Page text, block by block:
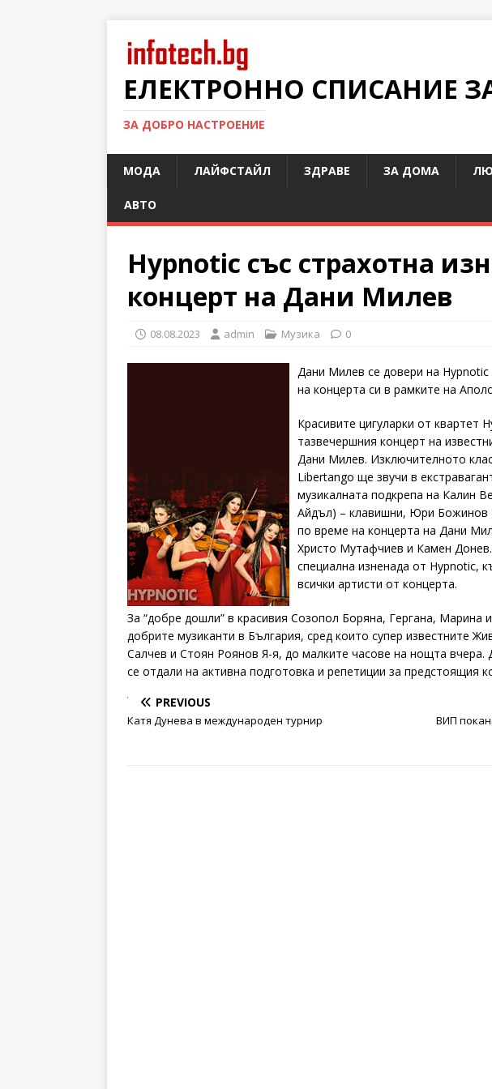
ЕЛЕКТРОННО СПИСАНИЕ
ЗА ДОБРО НАСТРОЕНИЕ
МОДА ЛАЙФСТАЙЛ ЗДРАВЕ ЗА ДОМА
АВТО
Hypnotic със страхотна
концерт на Дани Милев
08.08.2023 admin Музика 0
Дани Милев се довери на Hypnotic
на концерта си в рамките на
Красивите цигуларки от квартет
тазвечершния концерт на
Дани Милев. Изключителното
Libertango ще звучи в
музикалната подкрепа на
Айдъл) – клавишни, Юри Божинов
по време на концерта на Дани
Христо Мутафчиев и Камен
специална изненада от Hypnotic,
всички артисти от концерта.
За “добре дошли” в красивия Созопол Боряна, Гергана, Марина
добрите музиканти в България, сред които супер известните
Салчев и Стоян Роянов Я-я, до малките часове на нощта вчера.
се отдали на активна подготовка и репетиции за предстоящия
PREVIOUS
Катя Дунева в международен турнир
ВИП